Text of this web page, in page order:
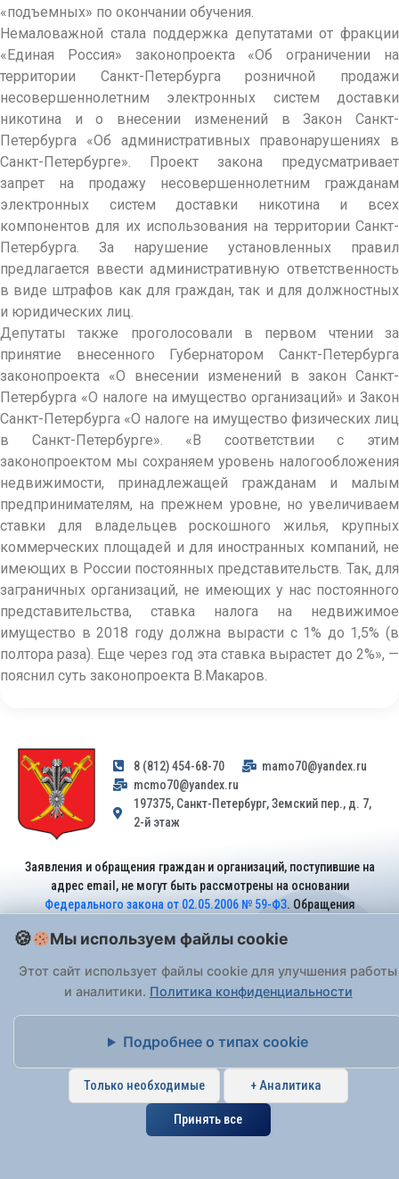
«подъемных» по окончании обучения.
Немаловажной стала поддержка депутатами от фракции
«Единая Россия» законопроекта «Об ограничении на
территории Санкт-Петербурга розничной продажи
несовершеннолетним электронных систем доставки
никотина и о внесении изменений в Закон Санкт-
Петербурга «Об административных правонарушениях в
Санкт-Петербурге». Проект закона предусматривает
запрет на продажу несовершеннолетним гражданам
электронных систем доставки никотина и всех
компонентов для их использования на территории Санкт-
Петербурга. За нарушение установленных правил
предлагается ввести административную ответственность
в виде штрафов как для граждан, так и для должностных
и юридических лиц.
Депутаты также проголосовали в первом чтении за
принятие внесенного Губернатором Санкт-Петербурга
законопроекта «О внесении изменений в закон Санкт-
Петербурга «О налоге на имущество организаций» и Закон
Санкт-Петербурга «О налоге на имущество физических лиц
в Санкт-Петербурге». «В соответствии с этим
законопроектом мы сохраняем уровень налогообложения
недвижимости, принадлежащей гражданам и малым
предпринимателям, на прежнем уровне, но увеличиваем
ставки для владельцев роскошного жилья, крупных
коммерческих площадей и для иностранных компаний, не
имеющих в России постоянных представительств. Так, для
заграничных организаций, не имеющих у нас постоянного
представительства, ставка налога на недвижимое
имущество в 2018 году должна вырасти с 1% до 1,5% (в
полтора раза). Еще через год эта ставка вырастет до 2%», —
пояснил суть законопроекта В.Макаров.
8 (812) 454-68-70
mamo70@yandex.ru
mcmo70@yandex.ru
197375, Санкт-Петербург, Земский пер., д. 7,
2-й этаж
Заявления и обращения граждан и организаций, поступившие на
адрес email, не могут быть рассмотрены на основании
Федерального закона от 02.05.2006 № 59-ФЗ. Обращения
или лично при предъявлении паспорта.
На Сайте действуетПолитика обработки персональных данных
Мы используем файлы cookie
Этот сайт использует файлы cookie для улучшения работы
и аналитики. Политика конфиденциальности
Подробнее о типах cookie
Только необходимые + Аналитика
Принять все